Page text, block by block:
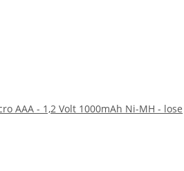
AAA - 1,2 Volt 1000mAh Ni-MH - lose